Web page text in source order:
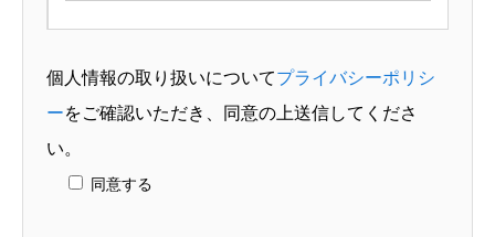
個人情報の取り扱いについてプライバシーポリシ
ーをご確認いただき、同意の上送信してくださ
い。
同意する